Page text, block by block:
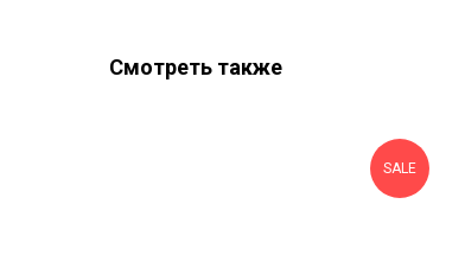
Смотреть также
SALE